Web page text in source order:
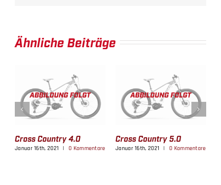
Ähnliche Beiträge
Cross Country 4.0
Januar 16th, 2021 | 0 Kommentare
Cross Country 5.0
Januar 16th, 2021 | 0 Kommentare